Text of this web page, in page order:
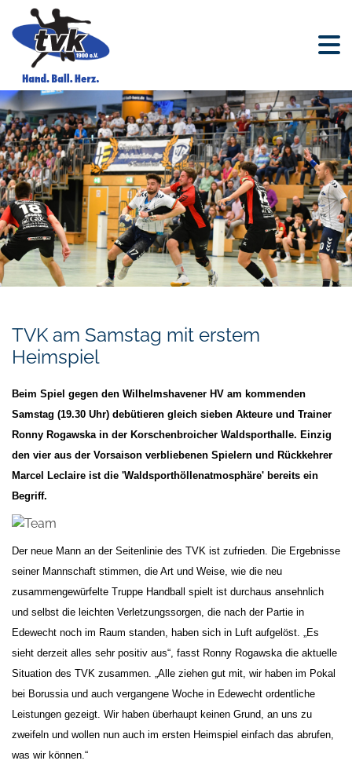
TVK am Samstag mit erstem
Heimspiel
Beim Spiel gegen den Wilhelmshavener HV am kommenden
Samstag (19.30 Uhr) debütieren gleich sieben Akteure und Trainer
Ronny Rogawska in der Korschenbroicher Waldsporthalle. Einzig
den vier aus der Vorsaison verbliebenen Spielern und Rückkehrer
Marcel Leclaire ist die 'Waldsporthöllenatmosphäre' bereits ein
Begriff.
Der neue Mann an der Seitenlinie des TVK ist zufrieden. Die Ergebnisse
seiner Mannschaft stimmen, die Art und Weise, wie die neu
zusammengewürfelte Truppe Handball spielt ist durchaus ansehnlich
und selbst die leichten Verletzungssorgen, die nach der Partie in
Edewecht noch im Raum standen, haben sich in Luft aufgelöst. „Es
sieht derzeit alles sehr positiv aus“, fasst Ronny Rogawska die aktuelle
Situation des TVK zusammen. „Alle ziehen gut mit, wir haben im Pokal
bei Borussia und auch vergangene Woche in Edewecht ordentliche
Leistungen gezeigt. Wir haben überhaupt keinen Grund, an uns zu
zweifeln und wollen nun auch im ersten Heimspiel einfach das abrufen,
was wir können.“